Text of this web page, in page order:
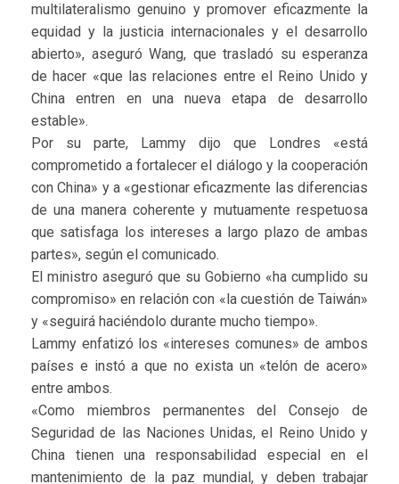
multilateralismo genuino y promover eficazmente la
equidad y la justicia internacionales y el desarrollo
abierto», aseguró Wang, que trasladó su esperanza
de hacer «que las relaciones entre el Reino Unido y
China entren en una nueva etapa de desarrollo
estable».
Por su parte, Lammy dijo que Londres «está
comprometido a fortalecer el diálogo y la cooperación
con China» y a «gestionar eficazmente las diferencias
de una manera coherente y mutuamente respetuosa
que satisfaga los intereses a largo plazo de ambas
partes», según el comunicado.
El ministro aseguró que su Gobierno «ha cumplido su
compromiso» en relación con «la cuestión de Taiwán»
y «seguirá haciéndolo durante mucho tiempo».
Lammy enfatizó los «intereses comunes» de ambos
países e instó a que no exista un «telón de acero»
entre ambos.
«Como miembros permanentes del Consejo de
Seguridad de las Naciones Unidas, el Reino Unido y
China tienen una responsabilidad especial en el
mantenimiento de la paz mundial, y deben trabajar